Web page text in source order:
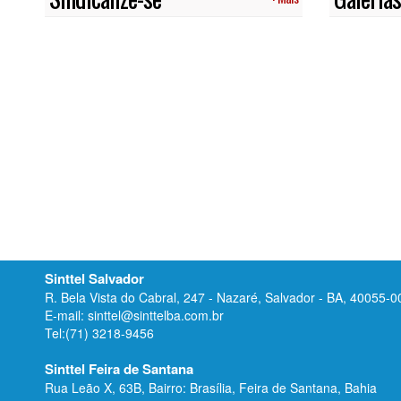
Sinttel Salvador
R. Bela Vista do Cabral, 247 - Nazaré, Salvador - BA, 40055-
E-mail: sinttel@sinttelba.com.br
Tel:(71) 3218-9456
Sinttel Feira de Santana
Rua Leão X, 63B, Bairro: Brasília, Feira de Santana, Bahia